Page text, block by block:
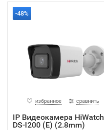
-48%
избранное сравнить
IP Видеокамера HiWatch
DS-I200 (E) (2.8mm)